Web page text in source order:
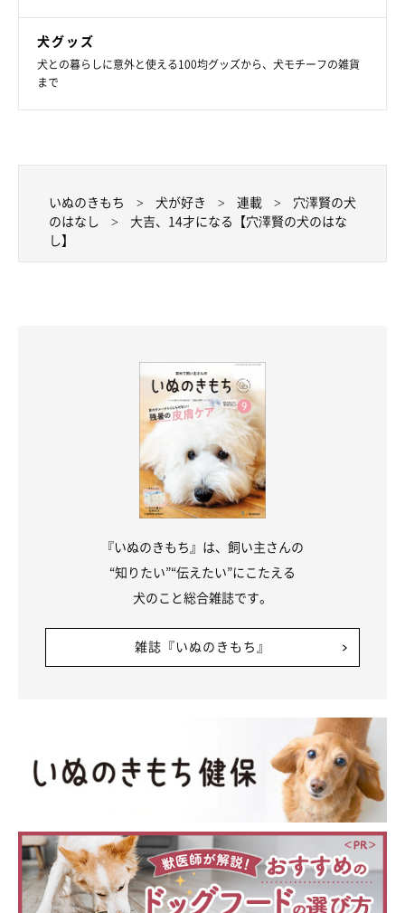
犬グッズ
犬との暮らしに意外と使える100均グッズから、犬モチーフの雑貨
まで
いぬのきもち 犬が好き 連載
穴澤賢の犬
のはなし
大吉、14才になる【穴澤賢の犬のはな
し】
『いぬのきもち』は、飼い主さんの
“知りたい”“伝えたい”にこたえる
犬のこと総合雑誌です。
雑誌『いぬのきもち』